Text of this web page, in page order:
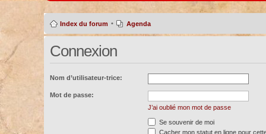
Index du forum • Agenda
Connexion
Nom d’utilisateur-trice:
Mot de passe:
J’ai oublié mon mot de passe
Se souvenir de moi
Cacher mon statut en ligne pour